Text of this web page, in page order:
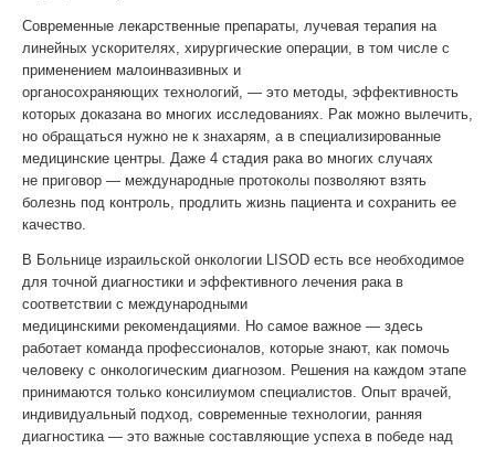
Современные лекарственные препараты, лучевая терапия на
линейных ускорителях, хирургические операции, в том числе с
применением малоинвазивных и
органосохраняющих технологий, — это методы, эффективность
которых доказана во многих исследованиях. Рак можно вылечить,
но обращаться нужно не к знахарям, а в специализированные
медицинские центры. Даже 4 стадия рака во многих случаях
не приговор — международные протоколы позволяют взять
болезнь под контроль, продлить жизнь пациента и сохранить ее
качество.
В Больнице израильской онкологии LISOD есть все необходимое
для точной диагностики и эффективного лечения рака в
соответствии с международными
медицинскими рекомендациями. Но самое важное — здесь
работает команда профессионалов, которые знают, как помочь
человеку с онкологическим диагнозом. Решения на каждом этапе
принимаются только консилиумом специалистов. Опыт врачей,
индивидуальный подход, современные технологии, ранняя
диагностика — это важные составляющие успеха в победе над